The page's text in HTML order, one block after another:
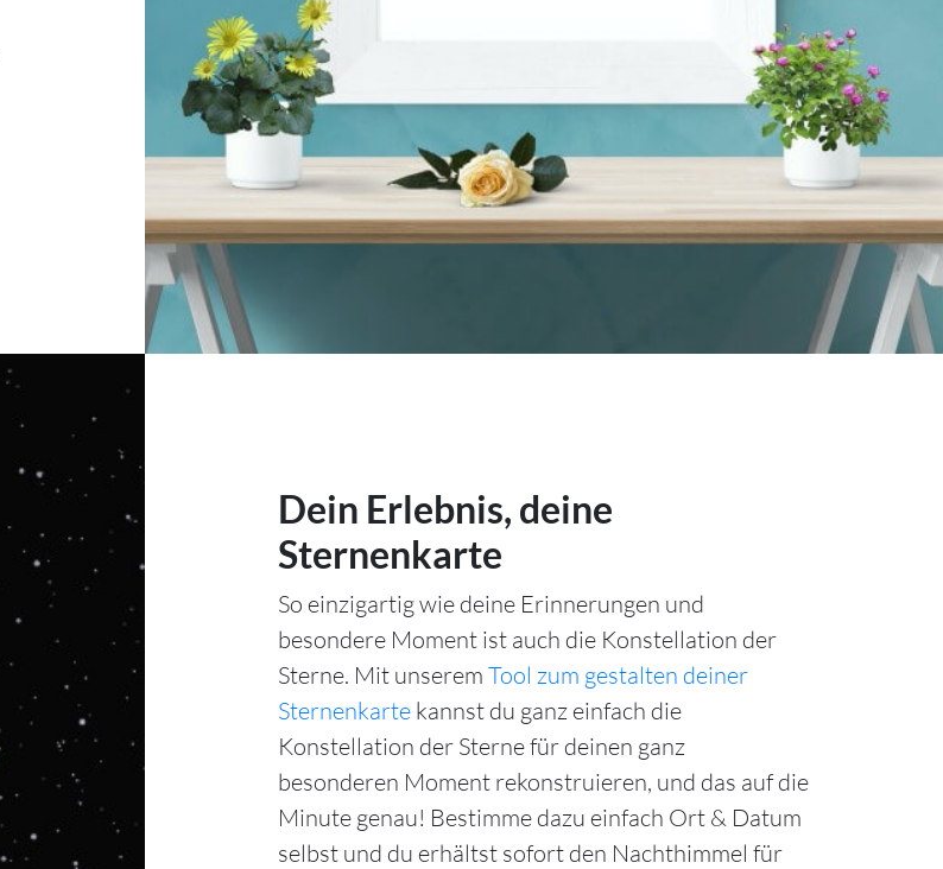
Dein Erlebnis, deine
Sternenkarte
So einzigartig wie deine Erinnerungen und
besondere Moment ist auch die Konstellation der
Sterne. Mit unserem Tool zum gestalten deiner
Sternenkarte kannst du ganz einfach die
Konstellation der Sterne für deinen ganz
besonderen Moment rekonstruieren, und das auf die
Minute genau! Bestimme dazu einfach Ort & Datum
selbst und du erhältst sofort den Nachthimmel für